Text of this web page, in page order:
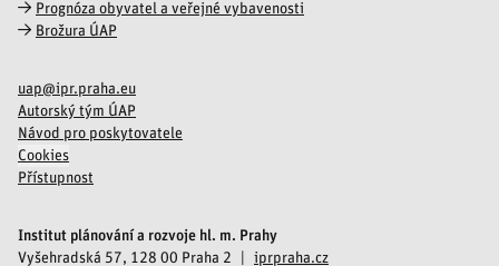
Prognóza obyvatel a veřejné vybavenosti
Brožura ÚAP
uap@ipr.praha.eu
Autorský tým ÚAP
Návod pro poskytovatele
Cookies
Přístupnost
Institut plánování a rozvoje hl. m. Prahy
Vyšehradská 57, 128 00 Praha 2
iprpraha.cz